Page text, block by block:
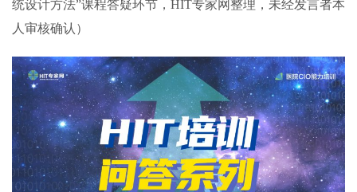
统设计方法”课程答疑环节，HIT专家网整理，未经发言者本
人审核确认）